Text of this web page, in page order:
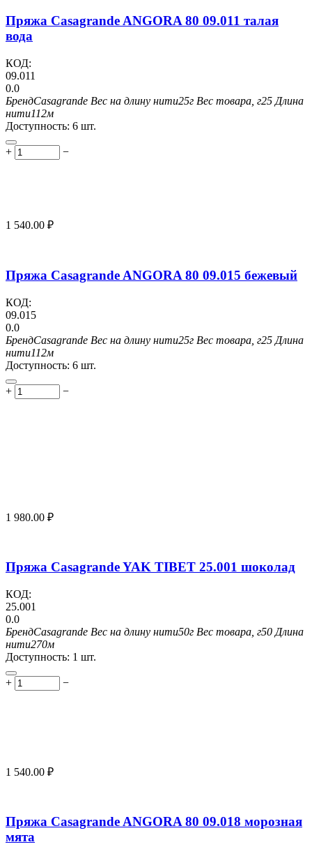
Пряжа Casagrande ANGORA 80 09.011 талая
вода
КОД:
09.011
0.0
БрендCasagrande Вес на длину нити25г Вес товара, г25 Длина
нити112м
Доступность: 6 шт.
+ −
1 540.00 ₽
Пряжа Casagrande ANGORA 80 09.015 бежевый
КОД:
09.015
0.0
БрендCasagrande Вес на длину нити25г Вес товара, г25 Длина
нити112м
Доступность: 6 шт.
+ −
1 980.00 ₽
Пряжа Casagrande YAK TIBET 25.001 шоколад
КОД:
25.001
0.0
БрендCasagrande Вес на длину нити50г Вес товара, г50 Длина
нити270м
Доступность: 1 шт.
+ −
1 540.00 ₽
Пряжа Casagrande ANGORA 80 09.018 морозная
мята